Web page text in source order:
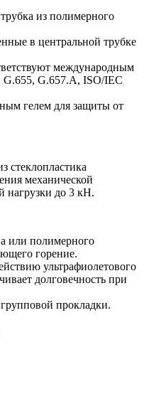
из полимерного
в центральной трубке
международным
G.657.A, ISO/IEC
гелем для защиты от
стеклопластика
механической
нагрузки до 3 кН.
или полимерного
горение.
ультрафиолетового
долговечность при
прокладки.